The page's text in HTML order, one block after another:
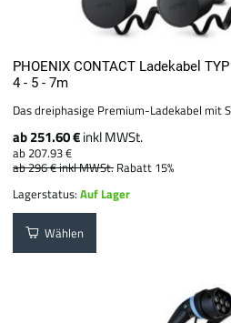
PHOENIX CONTACT Ladekabel
4 - 5 - 7m
Das dreiphasige Premium-Ladekabel mit
ab 251.60 €inkl MWSt.
ab 207.93 €
ab 296 €inkl MWSt. Rabatt 15%
Lagerstatus:Auf Lager
Wählen